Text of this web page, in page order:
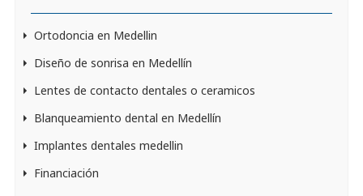
Ortodoncia en Medellin
Diseño de sonrisa en Medellín
Lentes de contacto dentales o ceramicos
Blanqueamiento dental en Medellín
Implantes dentales medellin
Financiación